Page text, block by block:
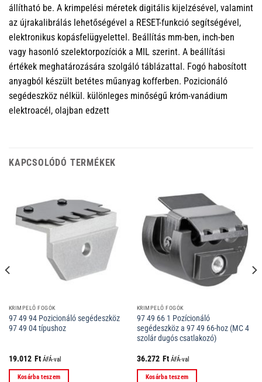
állítható be. A krimpelési méretek digitális kijelzésével, valamint
az újrakalibrálás lehetőségével a RESET-funkció segítségével,
elektronikus kopásfelügyelettel. Beállítás mm-ben, inch-ben
vagy hasonló szelektorpozíciók a MIL szerint. A beállítási
értékek meghatározására szolgáló táblázattal. Fogó habosított
anyagból készült betétes műanyag kofferben. Pozicionáló
segédeszköz nélkül. különleges minőségű króm-vanádium
elektroacél, olajban edzett
KAPCSOLÓDÓ TERMÉKEK
KRIMPELŐ FOGÓK
97 49 94 Pozicionáló segédeszköz
97 49 04 típushoz
19.012 Ft ÁFÁ-val
Kosárba teszem
KRIMPELŐ FOGÓK
97 49 66 1 Pozícionáló
segédeszköz a 97 49 66-hoz (MC 4
szolár dugós csatlakozó)
36.272 Ft ÁFÁ-val
Kosárba teszem